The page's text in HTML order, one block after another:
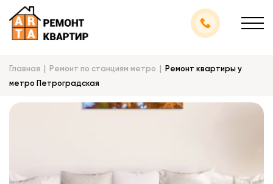
Главная Ремонт по станциям метро
Ремонт квартиры у
метро Петроградская